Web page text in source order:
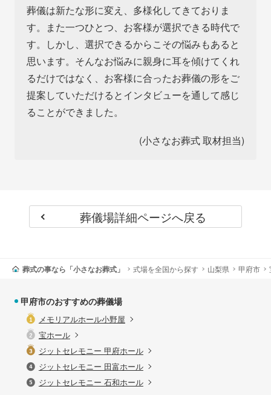
葬儀は新たな形に変え、多様化してきておりま
す。また一つひとつ、お客様が選択できる時代で
す。しかし、選択できるからこその悩みもあると
思います。そんなお悩みに親身に耳を傾けてくれ
るだけではなく、お客様に合ったお葬儀の形をご
提案していただけるとインタビューを通して感じ
ることができました。
(小さなお葬式 取材担当)
葬儀場詳細ページへ戻る
葬式の事なら「小さなお葬式」 式場を全国から探す 山梨県 甲府市
甲府市のおすすめの葬儀場
メモリアルホール小野屋
宝ホール
ジットセレモニー 甲府ホール
ジットセレモニー 田富ホール
ジットセレモニー 石和ホール